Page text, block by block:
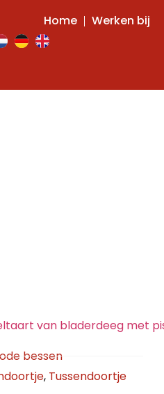
Home Werken bij
bessen
, Tussendoortje